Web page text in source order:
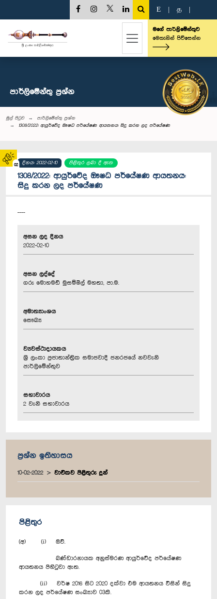
02
E த
මගේ පාර්ලිමේන්තුව
මෙතැනින් පිවිසෙන්න
පාර්ලි‌මේන්තු‌ ප්‍රශ්න
මුල් පිටුව
පාර්ලි‌මේන්තු‌ ප්‍රශ්න
1308/2022: ආයුර්වේද ඖෂධ පර්යේෂණ ආයතනය: සිදු කරන ලද පර්යේෂණ
දිනය: 2022-02-10 පිළිතුර ලබා දී ඇත
1308/2022: ආයුර්වේද ඖෂධ පර්යේෂණ ආයතනය:
සිදු කරන ලද පර්යේෂණ
----
අසන ලද දිනය
2022-02-10
අසන ලද්දේ
ගරු මොහමඩ් මුසම්මිල් මහතා, පා.ම.
අමාත්‍යාංශය
සෞඛ්‍ය
ව්‍යවස්ථාදායකය
ශ්‍රී ලංකා ප්‍රජාතාන්ත්‍රික සමාජවාදී ජනරජයේ නවවැනි
පාර්ලිමේන්තුව
සභාවාරය
2 වැනි සභාවාරය
ප්‍රශ්න ඉතිහාසය
10-02-2022 වාචිකව පිළිතුරු දුන්
පිළිතුර
(අ) (i) ඔව්.
බණ්ඩාරනායක අනුස්මරණ ආයුර්වේද පර්යේෂණ
ආයතනය පිහිටුවා ඇත.
(ii) වර්ෂ 2016 සිට 2020 දක්වා එම ආයතනය විසින් සිදු
කරන ලද පර්යේෂණ සංඛ්‍යාව 03කි.